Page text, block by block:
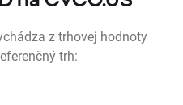
z trhovej hodnoty
trh: